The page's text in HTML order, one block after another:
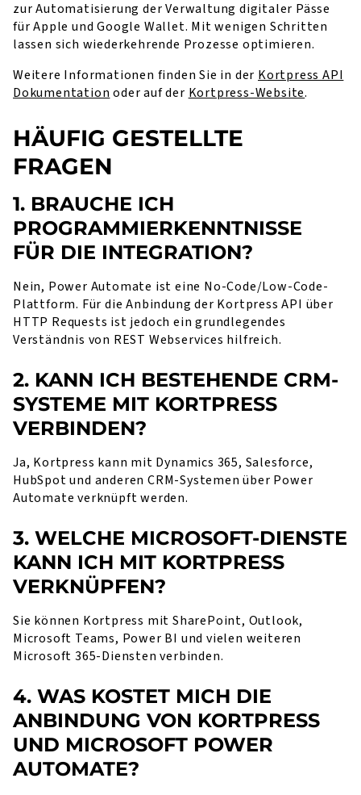
zur Automatisierung der Verwaltung digitaler Pässe
für Apple und Google Wallet. Mit wenigen Schritten
lassen sich wiederkehrende Prozesse optimieren.
Weitere Informationen finden Sie in der Kortpress API
Dokumentation oder auf der Kortpress-Website.
HÄUFIG GESTELLTE
FRAGEN
1. BRAUCHE ICH
PROGRAMMIERKENNTNISSE
FÜR DIE INTEGRATION?
Nein, Power Automate ist eine No-Code/Low-Code-
Plattform. Für die Anbindung der Kortpress API über
HTTP Requests ist jedoch ein grundlegendes
Verständnis von REST Webservices hilfreich.
2. KANN ICH BESTEHENDE CRM-
SYSTEME MIT KORTPRESS
VERBINDEN?
Ja, Kortpress kann mit Dynamics 365, Salesforce,
HubSpot und anderen CRM-Systemen über Power
Automate verknüpft werden.
3. WELCHE MICROSOFT-DIENSTE
KANN ICH MIT KORTPRESS
VERKNÜPFEN?
Sie können Kortpress mit SharePoint, Outlook,
Microsoft Teams, Power BI und vielen weiteren
Microsoft 365-Diensten verbinden.
4. WAS KOSTET MICH DIE
ANBINDUNG VON KORTPRESS
UND MICROSOFT POWER
AUTOMATE?